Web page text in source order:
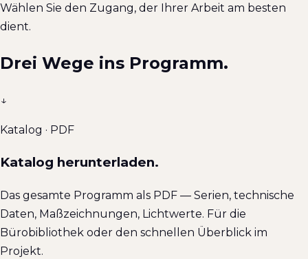
Wählen Sie den Zugang, der Ihrer Arbeit am besten
dient.
Drei Wege ins Programm.
↓
Katalog · PDF
Katalog herunterladen.
Das gesamte Programm als PDF — Serien, technische
Daten, Maßzeichnungen, Lichtwerte. Für die
Bürobibliothek oder den schnellen Überblick im
Projekt.